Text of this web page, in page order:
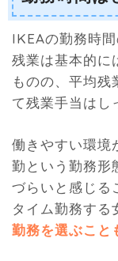
IKEAの勤務時
残業は基本的に
ものの、平均残
て残業手当はし
働きやすい環境
勤という勤務形
づらいと感じる
タイム勤務する
勤務を選ぶこと